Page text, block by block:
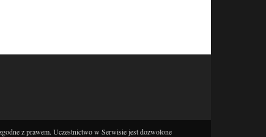
z prawem. Uczestnictwo w Serwisie jest dozwolone